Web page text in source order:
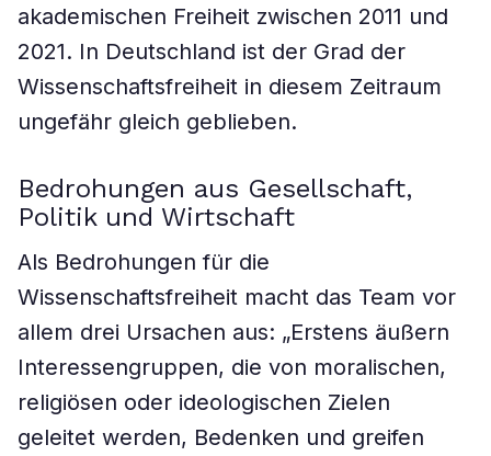
akademischen Freiheit zwischen 2011 und
2021. In Deutschland ist der Grad der
Wissenschaftsfreiheit in diesem Zeitraum
ungefähr gleich geblieben.
Bedrohungen aus Gesellschaft,
Politik und Wirtschaft
Als Bedrohungen für die
Wissenschaftsfreiheit macht das Team vor
allem drei Ursachen aus: „Erstens äußern
Interessengruppen, die von moralischen,
religiösen oder ideologischen Zielen
geleitet werden, Bedenken und greifen